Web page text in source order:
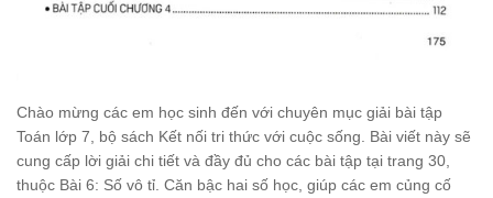
Chào mừng các em học sinh đến với chuyên mục giải bài tập
Toán lớp 7, bộ sách Kết nối tri thức với cuộc sống. Bài viết này sẽ
cung cấp lời giải chi tiết và đầy đủ cho các bài tập tại trang 30,
thuộc Bài 6: Số vô tỉ. Căn bậc hai số học, giúp các em củng cố